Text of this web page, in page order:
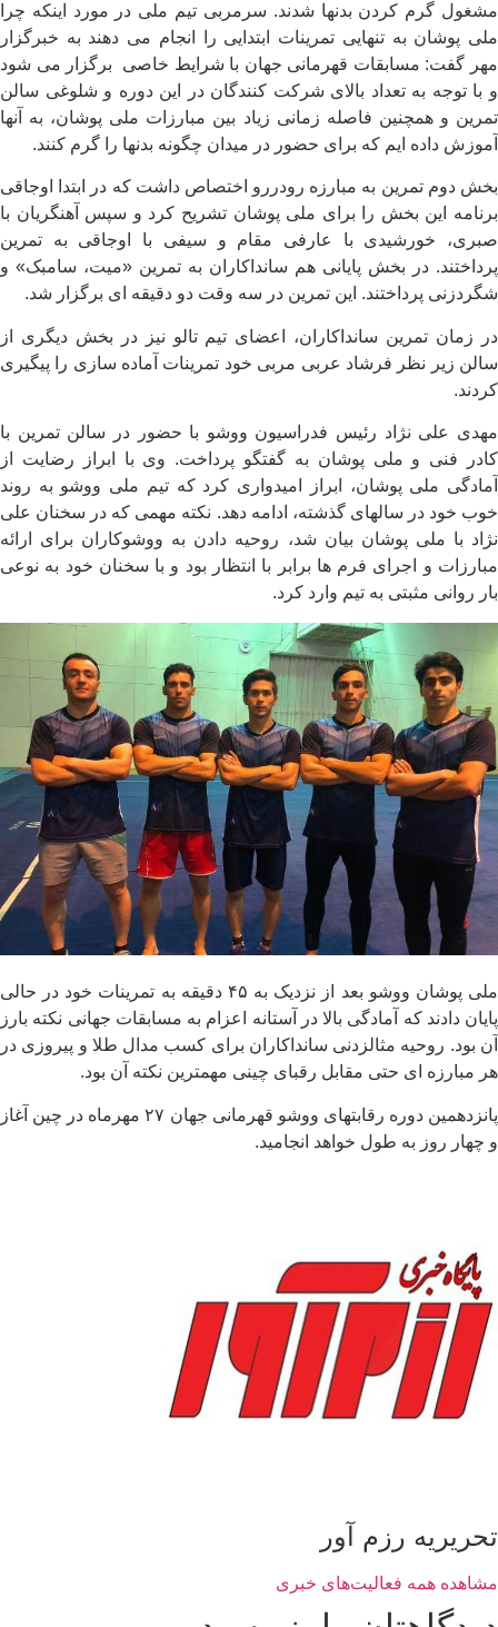
مشغول گرم کردن بدنها شدند. سرمربی تیم ملی در مورد اینکه چرا
ملی پوشان به تنهایی تمرینات ابتدایی را انجام می دهند به خبرگزار
مهر گفت: مسابقات قهرمانی جهان با شرایط خاصی برگزار می شود
و با توجه به تعداد بالای شرکت کنندگان در این دوره و شلوغی سالن
تمرین و همچنین فاصله زمانی زیاد بین مبارزات ملی پوشان، به آنها
آموزش داده ایم که برای حضور در میدان چگونه بدنها را گرم کنند.
بخش دوم تمرین به مبارزه رودررو اختصاص داشت که در ابتدا اوجاقی
برنامه این بخش را برای ملی پوشان تشریح کرد و سپس آهنگریان با
صبری، خورشیدی با عارفی مقام و سیفی با اوجاقی به تمرین
پرداختند. در بخش پایانی هم سانداکاران به تمرین «میت، سامبک» و
شگردزنی پرداختند. این تمرین در سه وقت دو دقیقه ای برگزار شد.
در زمان تمرین سانداکاران، اعضای تیم تالو نیز در بخش دیگری از
سالن زیر نظر فرشاد عربی مربی خود تمرینات آماده سازی را پیگیری
کردند.
مهدی علی نژاد رئیس فدراسیون ووشو با حضور در سالن تمرین با
کادر فنی و ملی پوشان به گفتگو پرداخت. وی با ابراز رضایت از
آمادگی ملی پوشان، ابراز امیدواری کرد که تیم ملی ووشو به روند
خوب خود در سالهای گذشته، ادامه دهد. نکته مهمی که در سخنان علی
نژاد با ملی پوشان بیان شد، روحیه دادن به ووشوکاران برای ارائه
مبارزات و اجرای فرم ها برابر با انتظار بود و با سخنان خود به نوعی
بار روانی مثبتی به تیم وارد کرد.
ملی پوشان ووشو بعد از نزدیک به ۴۵ دقیقه به تمرینات خود در حالی
پایان دادند که آمادگی بالا در آستانه اعزام به مسابقات جهانی نکته بارز
آن بود. روحیه مثالزدنی سانداکاران برای کسب مدال طلا و پیروزی در
هر مبارزه ای حتی مقابل رقبای چینی مهمترین نکته آن بود.
پانزدهمین دوره رقابتهای ووشو قهرمانی جهان ۲۷ مهرماه در چین آغاز
و چهار روز به طول خواهد انجامید.
تحریریه رزم آور
مشاهده همه فعالیت‌های خبری